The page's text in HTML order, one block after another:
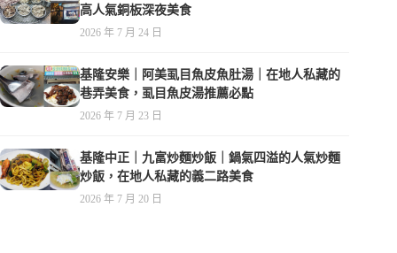
高人氣銅板深夜美食
2026 年 7 月 24 日
基隆安樂｜阿美虱目魚皮魚肚湯｜在地人私藏的
巷弄美食，虱目魚皮湯推薦必點
2026 年 7 月 23 日
基隆中正｜九富炒麵炒飯｜鍋氣四溢的人氣炒麵
炒飯，在地人私藏的義二路美食
2026 年 7 月 20 日